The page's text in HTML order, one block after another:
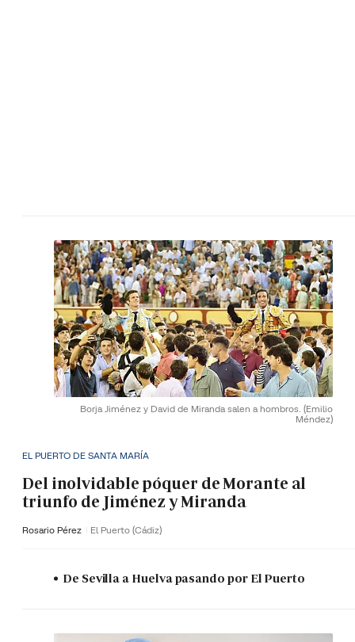
Borja Jiménez y David de Miranda salen a hombros. (Emilio
Méndez)
EL PUERTO DE SANTA MARÍA
Del inolvidable póquer de Morante al
triunfo de Jiménez y Miranda
Rosario Pérez El Puerto (Cádiz)
De Sevilla a Huelva pasando por El Puerto